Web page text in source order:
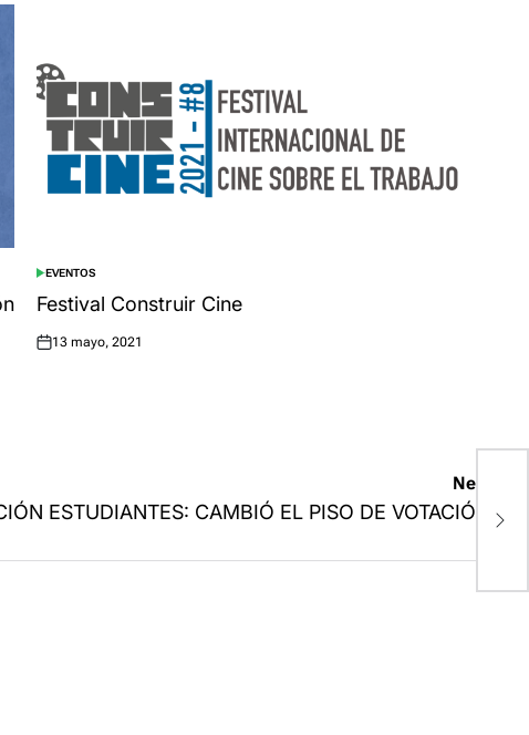
POSTED
IN
EVENTOS
Festival Construir Cine
Posted
13 mayo, 2021
Next:
ESTUDIANTES: CAMBIÓ EL PISO DE VOTACIÓN.